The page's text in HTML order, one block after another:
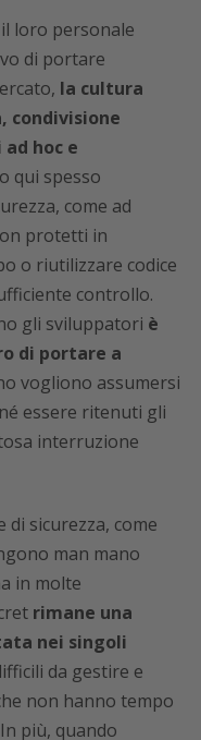
loro personale
di portare
la cultura
condivisione
hoc e
qui spesso
come ad
protetti in
o riutilizzare codice
controllo.
gli sviluppatori è
di portare a
vogliono assumersi
essere ritenuti gli
interruzione
di sicurezza, come
man mano
in molte
rimane una
nei singoli
da gestire e
non hanno tempo
più, quando